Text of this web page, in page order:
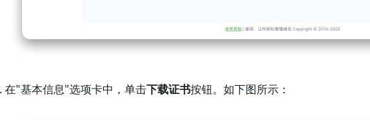
在"基本信息"选项卡中，单击下载证书按钮。如下图所示：